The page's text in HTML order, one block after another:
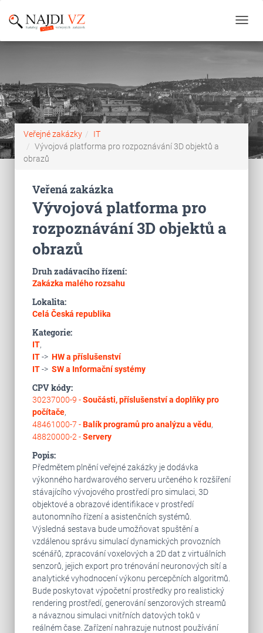
Veřejné zakázky
IT
Vývojová platforma pro rozpoznávání 3D objektů a
obrazů
Veřená zakázka
Vývojová platforma pro
rozpoznávání 3D objektů a
obrazů
Druh zadávacího řízení:
Zakázka malého rozsahu
Lokalita:
Celá Česká republika
Kategorie:
IT,
IT-> HW a příslušenství
IT-> SW a Informační systémy
CPV kódy:
30237000-9 -Součásti, příslušenství a doplňky pro
počítače,
48461000-7 -Balík programů pro analýzu a vědu,
48820000-2 -Servery
Popis:
Předmětem plnění veřejné zakázky je dodávka
výkonného hardwarového serveru určeného k rozšíření
stávajícího vývojového prostředí pro simulaci, 3D
objektové a obrazové identifikace v prostředí
autonomního řízení a asistenčních systémů.
Výsledná sestava bude umožňovat spuštění a
vzdálenou správu simulací dynamických provozních
scénářů, zpracování voxelových a 2D dat z virtuálních
senzorů, jejich export pro trénování neuronových sítí a
analytické vyhodnocení výkonu percepčních algoritmů.
Bude poskytovat výpočetní prostředky pro realistický
rendering prostředí, generování senzorových streamů
a návaznou simulaci vnitřních datových toků v
reálném čase. Zařízení nahrazuje nutnost používání